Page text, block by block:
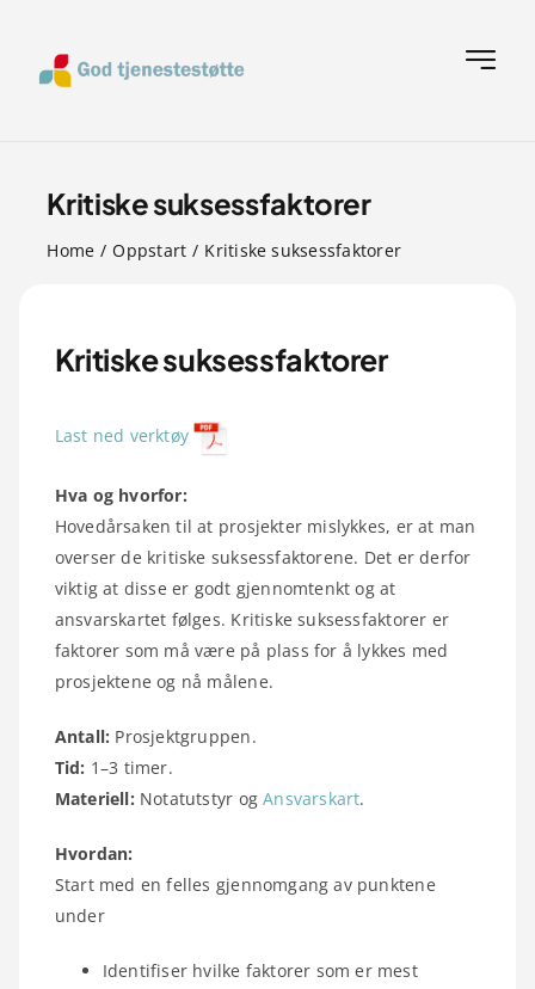
content
Toggle
A til Å verktøyliste
Ofte stilte spørsmål
Kritiske suksessfaktorer
Home Oppstart Kritiske suksessfaktorer
Kritiske suksessfaktorer
Last ned verktøy
Hva og hvorfor:
Hovedårsaken til at prosjekter mislykkes, er at man
overser de kritiske suksessfaktorene. Det er derfor
viktig at disse er godt gjennomtenkt og at
ansvarskartet følges. Kritiske suksessfaktorer er
faktorer som må være på plass for å lykkes med
prosjektene og nå målene.
Antall: Prosjektgruppen.
Tid: 1–3 timer.
Materiell: Notatutstyr ogAnsvarskart.
Hvordan:
Start med en felles gjennomgang av punktene
under
Identifiser hvilke faktorer som er mest